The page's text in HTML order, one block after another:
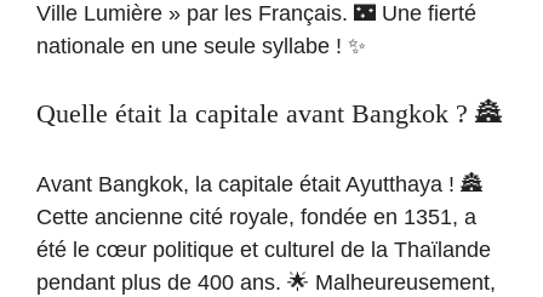
Ville Lumière » par les Français. 🌃 Une fierté
nationale en une seule syllabe ! ✨
Quelle était la capitale avant Bangkok ? 🏯
Avant Bangkok, la capitale était Ayutthaya ! 🏯
Cette ancienne cité royale, fondée en 1351, a
été le cœur politique et culturel de la Thaïlande
pendant plus de 400 ans. 🌟 Malheureusement,